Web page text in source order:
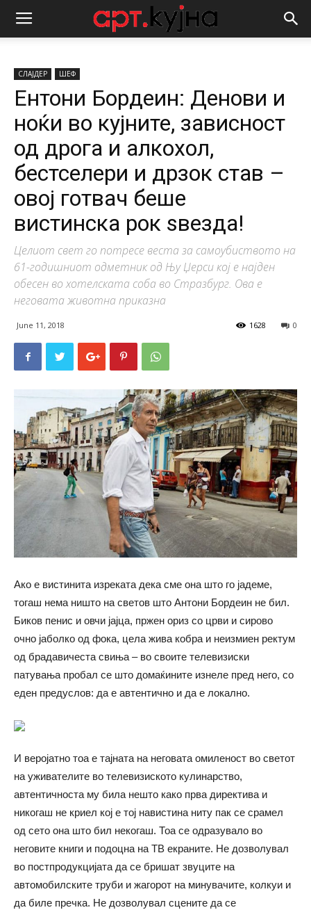
СЛАЈДЕР ШЕФ
Ентони Бордеин: Денови и
ноќи во кујните, зависност
од дрога и алкохол,
бестселери и дрзок став –
овој готвач беше
вистинска рок ѕвезда!
Целиот свет го потресе веста за самоубиството на
61-годишниот одметник од Њу Џерси кој е најден
обесен во хотелската соба во Стразбург. Ова е
неговата животна приказна
June 11, 2018 0
1628
Ако е вистинита изреката дека сме она што го јадеме,
тогаш нема ништо на светов што Антони Бордеин не бил.
Биков пенис и овчи јајца, пржен ориз со црви и сирово
очно јаболко од фока, цела жива кобра и неизмиен ректум
од брадавичеста свиња – во своите телевизиски
патувања пробал се што домаќините изнеле пред него, со
еден предуслов: да е автентично и да е локално.
И веројатно тоа е тајната на неговата омиленост во светот
на уживателите во телевизиското кулинарство,
автентичноста му била нешто како прва директива и
никогаш не криел кој е тој навистина ниту пак се срамел
од сето она што бил некогаш. Тоа се одразувало во
неговите книги и подоцна на ТВ екраните. Не дозволувал
во постпродукцијата да се бришат звуците на
автомобилските труби и жагорот на минувачите, колкуи и
да биле пречка. Не дозволувал сцените да се